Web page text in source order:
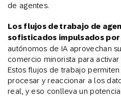
de agentes.
Los flujos de trabajo de
sofisticados impulsados por
autónomos de IA aprovechan
comercio minorista para
Estos flujos de trabajo
procesar y reaccionar a los
real, y eso conlleva un